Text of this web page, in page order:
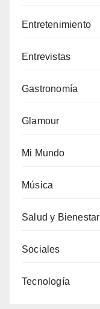
Entretenimiento
Entrevistas
Gastronomía
Glamour
Mi Mundo
Música
Salud y Bienestar
Sociales
Tecnología